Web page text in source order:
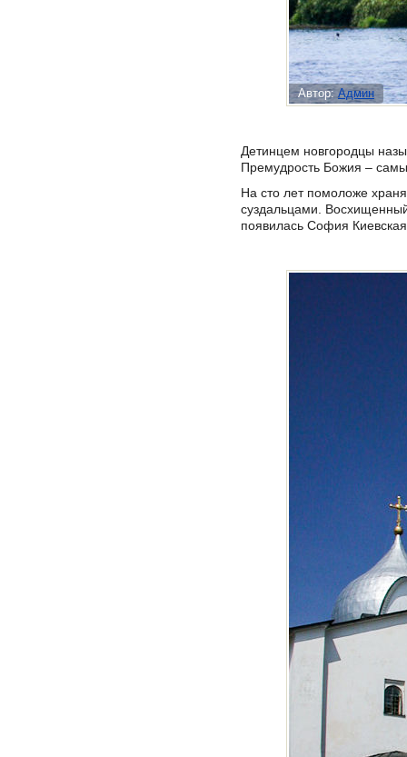
Автор:Админ
Детинцем новгородцы
Премудрость Божия –
На сто лет помоложе
суздальцами.
появилась София